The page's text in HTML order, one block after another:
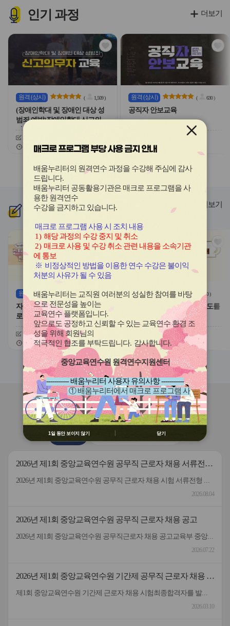
콘
콘
인기 과정
관
심
아
이
콘
원격 (상시) ( 1,509)
(장애인학대 및 장애인 대상 성
범죄 예방)장애인학대 신고의무
자 교육
교육기간
26.03.03 ~ 26.12.20
관
심
원격 (상시) ( 630)
공직자 안보교육
26.02.03 ~ 26.12.20
교육기간
슬
라
이
드
버
튼
이
전
슬
라
이
드
다
음
더보기
신규과정
관
심
이
콘
원격 (상시) ( 0)
자기주도적 진로개발 역량과 진
로학습 유형
신청기간
26.08.03 ~ 26.12.20
교육기간
26.08.03 ~ 26.12.20
관
심
아
원격(상시) 0)
대한민국 새내기 유권자 지도를
위한 학생 선거교육의 이해
26.07.20 ~ 26.12.20
교육기간
26.07.20 ~ 26.12.20
슬
라
이
드
버
튼
이
전
슬
이
드
버
튼
다
더보기
연수원소식
공지사항 2026 원격연수 모니터링단
2026년 제1회 중앙교육연수원 공무직 근로자 채용 서류전형
2026년 제1회 중앙교육연수원 공무직 근로자 채용 시험 서류전형 합격자 및 면접일정을 안내드립니다.* 채용분야 - 공무직(미화원)* 서류전형 합격자 : 5명* 합격자 명단 및 면접일정 안내 : 붙임 참고 * 서류 전형 합격자분들은 면접 일정을 참고하여 차질 없이 임해주길 부탁드리며, 응시해주신 모든 분들께 행복한 일들 가득하시길 바랍니다.- 중앙교육연수원 -
2026.08.04
2026년 제1회 중앙교육연수원 공무직 근로자 채용 공고
2026년 제1회 중앙교육연수원 공무직근로자 채용 공고교육부 중앙교육연수원에서 근무할 공무직 근로자를 다음과 같이 공개 모집하오니 성실하고 역량있는 분들의 많은 응시 바랍니다. 2026년 7월 22일 중앙교육연수원장1. 선발직종: 환경미화직(미화원) / 공무직 근로자2. 선발인원: 1명3. 채용기간: 계약일~정년(만65세)까지​4. 담당업무: 청사 실내외 청소 및 환경정리 등5. 근무형태: 기본근무(월~금), 1일 8시간(07:00~16:00, 휴게시간 1시간 제외) 근무6. 근무장소: 중앙교육연수원(대구 동구 혁신도시 내 위치)7. 보수: 월 236만원 수준(세전), 명절휴가비 등 별도 지급8. 원서 접수기간: 7.22.(수) ~ 7.30.(목)9. 접수방법: 방문접수, 우편접수 (공고문 참조)10. 문의전화: 중앙교육연수원 연수지원협력과 채용담당자 ☏053-980-6514
2026.07.22
2026년 제1회 중앙교육연수원 기간제 공무직 근로자 채용 시
제1회 중앙교육연수원 기간제 근로자 채용 시험최종합격자를 발표하고 등록 안내드립니다.응시해주신 모든 분께 감사드립니다.
2026.03.10
매크로 프로그램 부당 사용 금지 안내
배움누리터의 원격연수 과정을 수강해 주심에 감사
드립니다.
배움누리터 공동활용기관은 매크로 프로그램을 사
용한원격연수
수강을 금지하고 있습니다.
매크로 프로그램 사용 시 조치 내용
1) 해당 과정의 수강 중지 및 취소
2) 매크로 사용 및 수강 취소 관련 내용을 소속기관
에 통보
※ 비정상적인 방법을 이용한 연수 수강은 불이익
처분의 사유가 될 수 있음
배움누리터는 교직원 여러분의 성실한 참여를 바탕
으로 전문성을 높이는
교육연수 플랫폼입니다.
앞으로도 공정하고 신뢰할 수 있는 교육연수 환경 조
성을 위해 회원님의
적극적인 협조를 부탁드립니다. 감사합니다.
중앙교육연수원 원격연수지원센터
----------- 배움누리터 사용자 유의사항 -----------
① 배움누리터에서 매크로 프로그램 사
용 금지
② 배움누리터 수강용 매크로 프로그램
제작 배포 금지
③ 유무료 매크로 프로그램 사용을 블로
그 등에 홍보 금지
유가 될 수 있음
1일 동안 보이지 않기 닫기